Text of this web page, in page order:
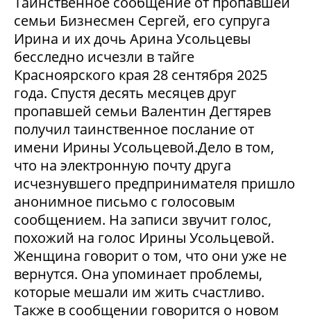
семьи Бизнесмен Сергей, его супруга
Ирина и их дочь Арина Усольцевы
бесследно исчезли в тайге
Красноярского края 28 сентября 2025
года. Спустя десять месяцев друг
пропавшей семьи Валентин Дегтярев
получил таинственное послание от
имени Ирины Усольцевой.Дело в том,
что на электронную почту друга
исчезнувшего предпринимателя пришло
анонимное письмо с голосовым
сообщением. На записи звучит голос,
похожий на голос Ирины Усольцевой.
Женщина говорит о том, что они уже не
вернутся. Она упоминает проблемы,
которые мешали им жить счастливо.
Также в сообщении говорится о новом